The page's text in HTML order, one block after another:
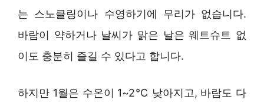
는 스노클링이나 수영하기에 무리가 없습니다.
바람이 약하거나 날씨가 맑은 날은 웨트슈트 없
이도 충분히 즐길 수 있다고 합니다.
하지만 1월은 수온이 1~2℃ 낮아지고, 바람도 다